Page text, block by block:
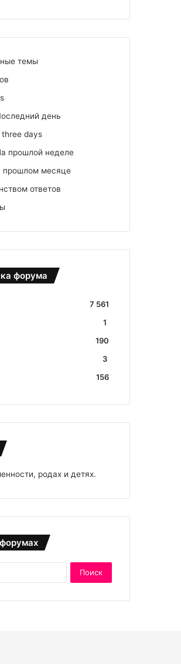
темы
день
days
прошлой неделе
прошлом месяце
ответов
форума
7 561
1
190
3
156
родах и детях.